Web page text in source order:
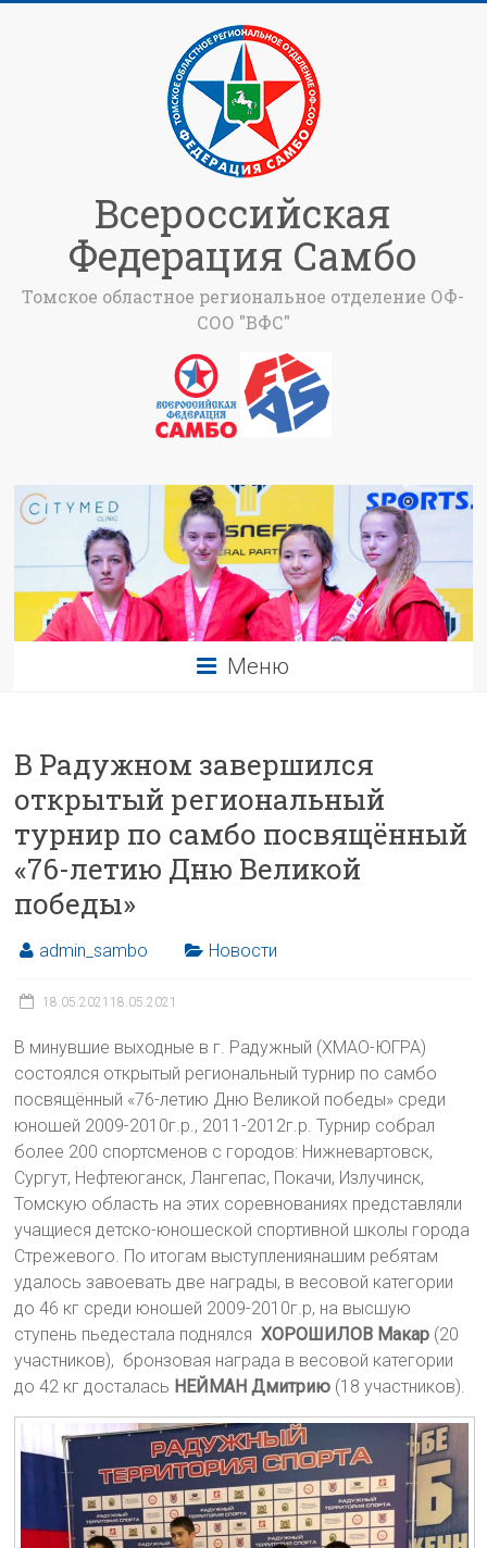
Всероссийская
Федерация Самбо
Томское областное региональное отделение ОФ-
СОО "ВФС"
Меню
В Радужном завершился
открытый региональный
турнир по самбо посвящённый
«76-летию Дню Великой
победы»
admin_sambo Новости
18.05.2021 18.05.2021
В минувшие выходные в г. Радужный (ХМАО-ЮГРА)
состоялся открытый региональный турнир по самбо
посвящённый «76-летию Дню Великой победы» среди
юношей 2009-2010г.р., 2011-2012г.р. Турнир собрал
более 200 спортсменов с городов: Нижневартовск,
Сургут, Нефтеюганск, Лангепас, Покачи, Излучинск,
Томскую область на этих соревнованиях представляли
учащиеся детско-юношеской спортивной школы города
Стрежевого. По итогам выступлениянашим ребятам
удалось завоевать две награды, в весовой категории
до 46 кг среди юношей 2009-2010г.р, на высшую
ступень пьедестала поднялсяХОРОШИЛОВ Макар (20
участников), бронзовая награда в весовой категории
до 42 кг досталась НЕЙМАН Дмитрию (18 участников).